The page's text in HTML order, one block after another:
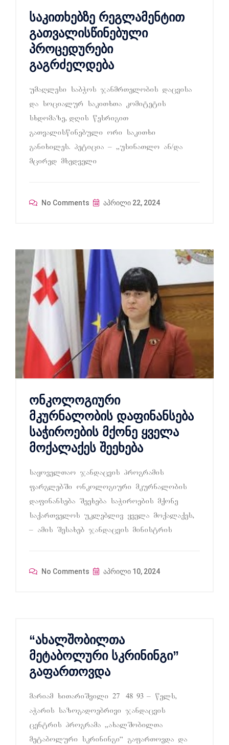
საკითხებზე რეგლამენტით
გათვალისწინებული
პროცედურები
გაგრძელდება
umaRlesi sabWos janmrTelobis dacvisa
da socialur sakiTxTa komitetis
sxdomaze, dRis wesrigiT
gaTvaliswinebuli ori sakiTxi
ganixiles. peticia – `usinaTlo an/da
mcired mxedveli
No Comments აპრილი 22, 2024
ონკოლოგიური
მკურნალობის დაფინანსება
საჭიროების მქონე ყველა
მოქალაქეს შეეხება
sayovelTao jandacvis programis
farglebSi onkologiuri mkurnalobis
dafinanseba Seexeba saWiroebis mqone
saqarTvelos uklebliv yvela moqalaqes,
– amis Sesaxeb jandacvis ministris
No Comments აპრილი 10, 2024
“ახალშობილთა
მეტაბოლური სკრინინგი”
გაფართოვდა
mariam xiTariSvili 27 48 93 – wels,
aWaris sazogadoebrivi jandacvis
centris programa `axalSobilTa
metaboluri skriningi~ gafarTovda da